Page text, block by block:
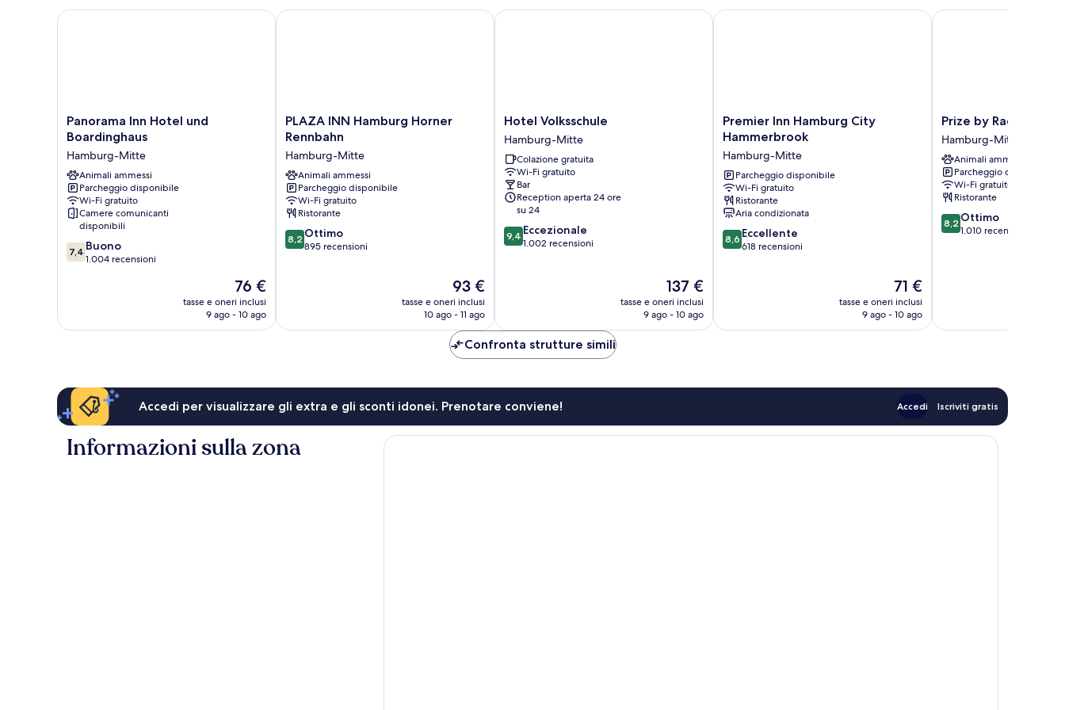
Panorama
Inn
und
Boardinghaus
Hamburg-
Mitte
Panorama Inn Hotel und
Boardinghaus
Hamburg-Mitte
Animali ammessi
Parcheggio disponibile
Wi-Fi gratuito
Camere comunicanti
disponibili
7.4
su
7,4 Buono
1.004 recensioni
Il
prezzo
attuale
76 €
tasse e oneri inclusi
9 ago - 10 ago
Panorama Inn Hotel und Boardinghaus
PLAZA
INN
Horner
Rennbahn
Hamburg-
Mitte
PLAZA INN Hamburg Horner
Rennbahn
Hamburg-Mitte
Animali ammessi
Parcheggio disponibile
Wi-Fi gratuito
Ristorante
8.2
su
8,2 Ottimo
895 recensioni
Il
prezzo
attuale
93 €
93 €
tasse e oneri inclusi
10 ago - 11 ago
PLAZA INN Hamburg Horner Rennbahn
Hotel
Volksschule
Hamburg-
Mitte
Hotel Volksschule
Hamburg-Mitte
Colazione gratuita
Wi-Fi gratuito
Bar
Reception aperta 24 ore
su 24
9.4
su
9,4 Eccezionale
1.002 recensioni
Il
prezzo
attuale
137 €
tasse e oneri inclusi
9 ago - 10 ago
Hotel Volksschule
Premier
Inn
City
Hammerbrook
Hamburg-
Mitte
Premier Inn Hamburg City
Hammerbrook
Hamburg-Mitte
Parcheggio disponibile
Wi-Fi gratuito
Ristorante
Aria condizionata
8.6
su
8,6 Eccellente
618 recensioni
Il
prezzo
attuale
71 €
tasse e oneri inclusi
9 ago - 10 ago
Premier Inn Hamburg City Hammerbrook
Prize
by
Radisson,
Hamburg
City
Hamburg-
Mitte
Prize by Radisson,
Hamburg-Mitte
Animali ammessi
Parcheggio disponibile
Wi-Fi gratuito
Ristorante
8.2
su
8,2 Ottimo
1.010 recensioni
Prize by Radisson,
Confronta strutture simili
Accedi per visualizzare gli extra e gli sconti idonei. Prenotare conviene! Accedi Iscriviti gratis
Informazioni sulla zona